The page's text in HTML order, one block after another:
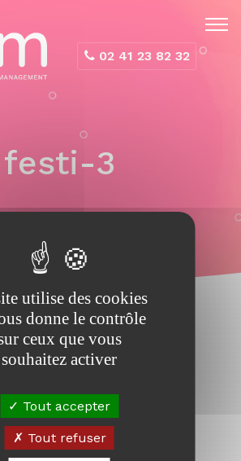
02 41 23 82 32
festi-3
utilise des cookies
donne le contrôle
ceux que vous
souhaitez activer
Tout accepter
Tout refuser